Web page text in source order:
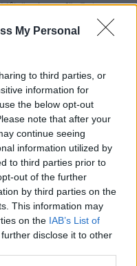
My Personal
to third parties, or
information for
the below opt-out
note that after your
continue seeing
information utilized by
to third parties prior to
out of the further
by third parties on the
This information may
on the IAB’s List of
disclose it to other
för Erdogan
makten. Om du tycker det
det för en förebyggande
och hans parti